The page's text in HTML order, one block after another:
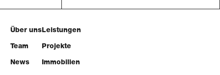
Über uns
Team
News
Leistungen
Projekte
Immobilien